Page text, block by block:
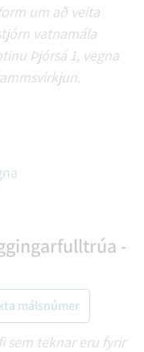
um að veita
vatnamála
Þjórsá 1, vegna
-
málsnúmer
sem teknar eru fyrir